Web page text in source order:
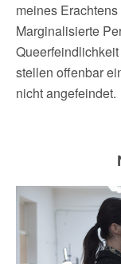
meines
Marginalisierte
stellen offenbar
nicht angefeindet.